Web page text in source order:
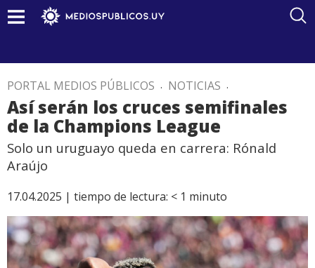
PORTAL MEDIOS PÚBLICOS . NOTICIAS .
Así serán los cruces semifinales
de la Champions League
Solo un uruguayo queda en carrera: Rónald
Araújo
17.04.2025 | tiempo de lectura: < 1 minuto